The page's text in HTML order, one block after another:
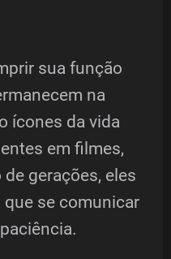
sua função
na
ícones da vida
em filmes,
gerações, eles
que se comunicar